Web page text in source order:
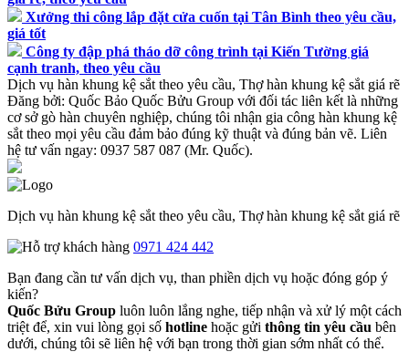
Xưởng thi công lắp đặt cửa cuốn tại Tân Bình theo yêu cầu,
giá tốt
Công ty đập phá tháo dỡ công trình tại Kiến Tường giá
cạnh tranh, theo yêu cầu
Dịch vụ hàn khung kệ sắt theo yêu cầu, Thợ hàn khung kệ sắt giá rẽ
Đăng bởi: Quốc Bảo Quốc Bửu Group với đối tác liên kết là những
cơ sở gò hàn chuyên nghiệp, chúng tôi nhận gia công hàn khung kệ
sắt theo mọi yêu cầu đảm bảo đúng kỹ thuật và đúng bản vẽ. Liên
hệ tư vấn ngay: 0937 587 087 (Mr. Quốc).
Dịch vụ hàn khung kệ sắt theo yêu cầu, Thợ hàn khung kệ sắt giá rẽ
0971 424 442
Bạn đang cần tư vấn dịch vụ, than phiền dịch vụ hoặc đóng góp ý
kiến?
Quốc Bửu Group luôn luôn lắng nghe, tiếp nhận và xử lý một cách
triệt để, xin vui lòng gọi số hotline hoặc gửi thông tin yêu cầu bên
dưới, chúng tôi sẽ liên hệ với bạn trong thời gian sớm nhất có thể.